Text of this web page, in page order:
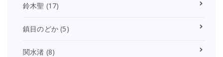
鈴木聖 (17)
鎮目のどか (5)
関水渚 (8)